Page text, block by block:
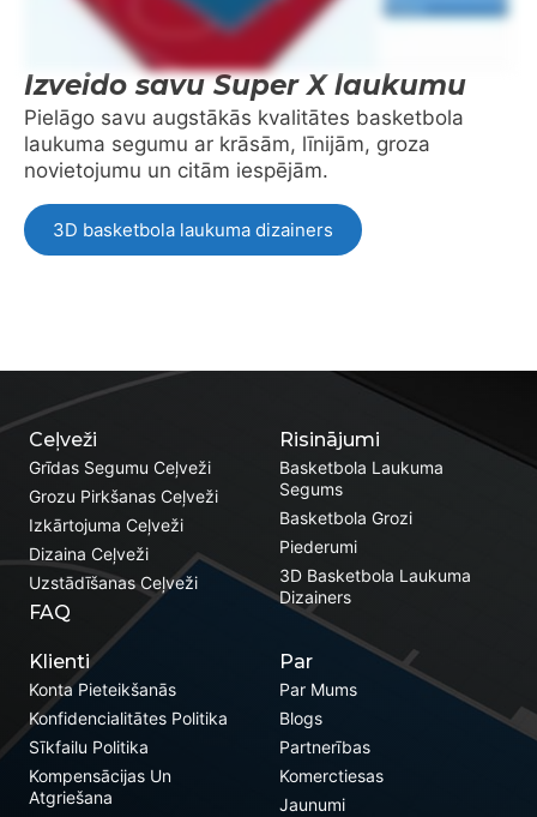
Izveido savu Super X laukumu
Pielāgo savu augstākās kvalitātes basketbola
laukuma segumu ar krāsām, līnijām, groza
novietojumu un citām iespējām.
3D basketbola laukuma dizainers
Risinājumi
Basketbola Laukuma
Segums
Basketbola Grozi
Piederumi
3D Basketbola Laukuma
Dizainers
Ceļveži
Grīdas Segumu Ceļveži
Grozu Pirkšanas Ceļveži
Izkārtojuma Ceļveži
Dizaina Ceļveži
Uzstādīšanas Ceļveži
FAQ
Klienti
Konta Pieteikšanās
Konfidencialitātes Politika
Sīkfailu Politika
Kompensācijas Un
Atgriešana
Par
Par Mums
Blogs
Partnerības
Komerctiesas
Jaunumi